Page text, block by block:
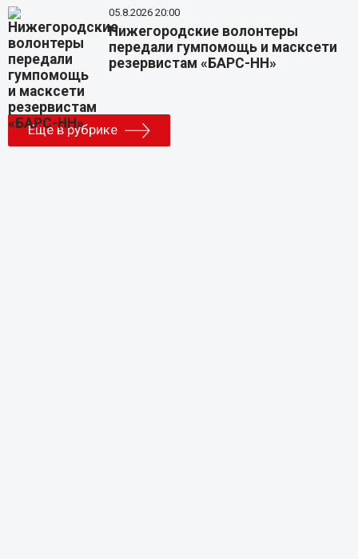
05.8.2026 20:00
Нижегородские волонтеры
передали гумпомощь и масксети
резервистам «БАРС-НН»
Еще в рубрике